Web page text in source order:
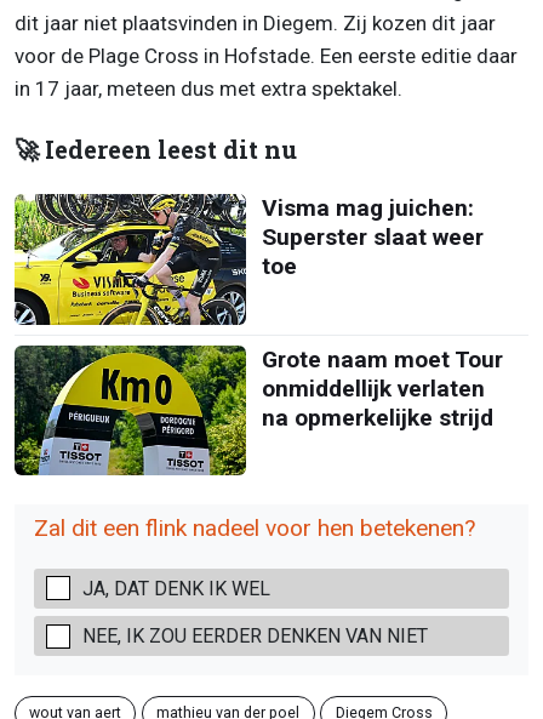
dit jaar niet plaatsvinden in Diegem. Zij kozen dit jaar
voor de Plage Cross in Hofstade. Een eerste editie daar
in 17 jaar, meteen dus met extra spektakel.
🚀 Iedereen leest dit nu
Visma mag juichen:
Superster slaat weer
toe
Grote naam moet Tour
onmiddellijk verlaten
na opmerkelijke strijd
Zal dit een flink nadeel voor hen betekenen?
JA, DAT DENK IK WEL
NEE, IK ZOU EERDER DENKEN VAN NIET
wout van aert mathieu van der poel Diegem Cross